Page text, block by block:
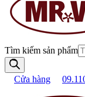
Tìm kiếm sản phẩm
Cửa hàng